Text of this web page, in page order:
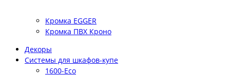
Кромка EGGER
Кромка ПВХ Кроно
Декоры
Системы для шкафов-купе
1600-Eco